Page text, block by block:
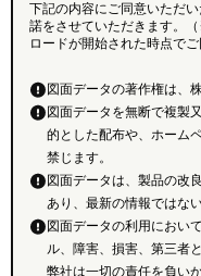
下記の内容にご同意いただ
諾をさせていただきます。
ロードが開始された時点で
図面データの著作権は、
図面データを無断で複製
的とした配布や、ホーム
禁じます。
図面データは、製品の改
あり、最新の情報ではな
図面データの利用におい
ル、障害、損害、第三者
弊社は一切の責任を負いか